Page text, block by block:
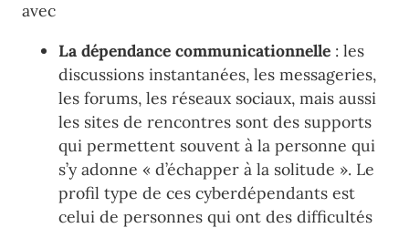
avec
La dépendance communicationnelle : les
discussions instantanées, les messageries,
les forums, les réseaux sociaux, mais aussi
les sites de rencontres sont des supports
qui permettent souvent à la personne qui
s’y adonne « d’échapper à la solitude ». Le
profil type de ces cyberdépendants est
celui de personnes qui ont des difficultés